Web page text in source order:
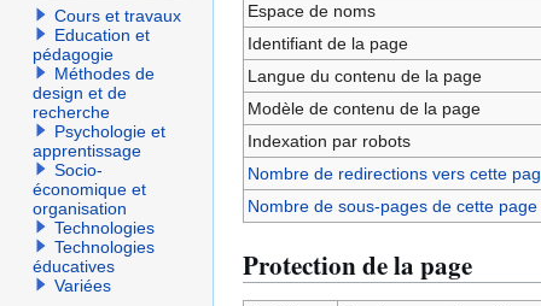
Espace de noms
Identifiant de la page
Langue du contenu de la page
Modèle de contenu de la page
Indexation par robots
Nombre de redirections vers cette
Nombre de sous-pages de cette page
Protection de la page
Cours et travaux
Education et
pédagogie
Méthodes de
design et de
recherche
Psychologie et
apprentissage
Socio-
économique et
organisation
Technologies
Technologies
éducatives
Variées